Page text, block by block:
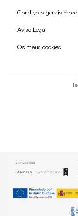
Condições gerais de
Aviso Legal
Os meus cookies
Política de